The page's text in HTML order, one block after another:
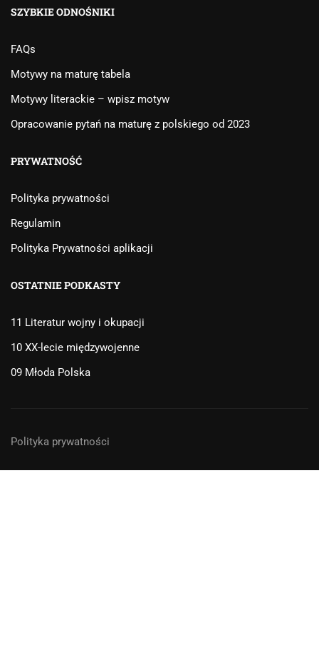
SZYBKIE ODNOŚNIKI
FAQs
Motywy na maturę tabela
Motywy literackie – wpisz motyw
Opracowanie pytań na maturę z polskiego od 2023
PRYWATNOŚĆ
Polityka prywatności
Regulamin
Polityka Prywatności aplikacji
OSTATNIE PODKASTY
11 Literatur wojny i okupacji
10 XX-lecie międzywojenne
09 Młoda Polska
Polityka prywatności